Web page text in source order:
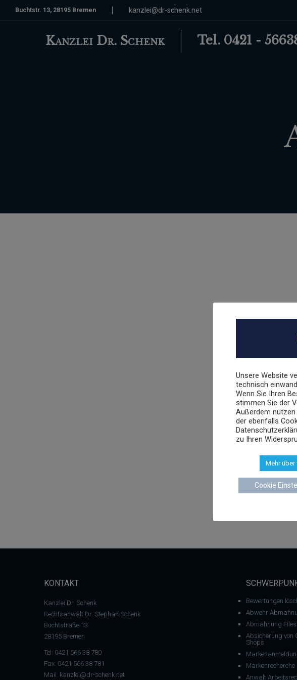
Buchtstr. 13, 28195 Bremen kanzlei@dr-schenk.net
Kanzlei Dr. Schenk Tel. 0421 -
KONTAKT
Kanzlei Dr. Schenk
Rechtsanwalt Dr. Stephan Schenk
Buchtstraße 13
28195 Bremen
Tel: 0421 566 38 780
Fax: 0421 566 38 781
Mail: kanzlei@dr-schenk.net
Bewertungen
Abwehr
Abmahnung
Absicherung von
Shops
Markenrecherche
Anwalt
Unsere Website
technisch
Wenn Sie Ihren
stimmen Sie der
Außerdem
der ebenfalls
zu Ihren
Mehr über
Cookie